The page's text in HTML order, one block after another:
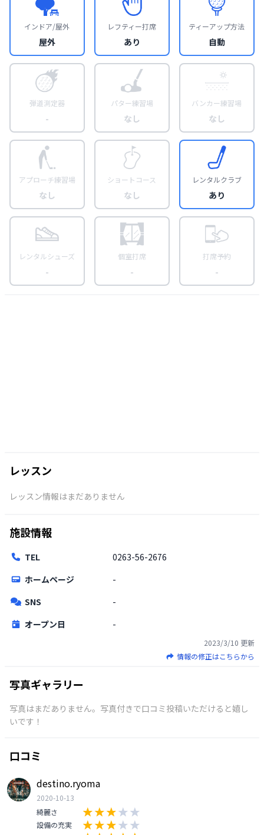
インドア/屋外
屋外
レフティー打席
あり
ティーアップ方法
自動
弾道測定器
-
パター練習場
なし
バンカー練習場
なし
アプローチ練習場
なし
ショートコース
なし
レンタルクラブ
あり
レンタルシューズ
-
個室打席
-
打席予約
-
レッスン
レッスン情報はまだありません
施設情報
TEL
0263-56-2676
ホームページ
-
SNS
-
オープン日
-
2023/3/10 更新
情報の修正はこちらから
写真ギャラリー
写真はまだありません。写真付きで口コミ投稿いただけると嬉し
いです！
口コミ
destino.ryoma
2020-10-13
綺麗さ
設備の充実